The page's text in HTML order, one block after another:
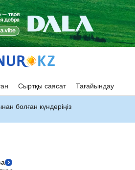
Сыртқы саясат Тағайындау
болған күндеріңіз